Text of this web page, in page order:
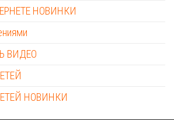
НОВИНКИ
ВИДЕО
НОВИНКИ